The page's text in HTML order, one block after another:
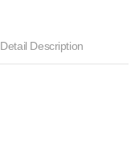
Detail Description